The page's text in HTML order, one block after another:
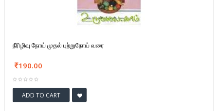
நீரிழிவு நோய் முதல் புற்றுநோய் வரை
190.00
ADD TO CART